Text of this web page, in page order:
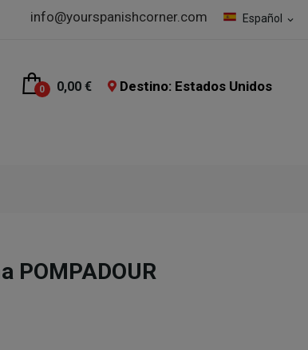
Español expand_more
info@yourspanishcorner.com
0 0,00 € Destino: Estados Unidos
POMPADOUR